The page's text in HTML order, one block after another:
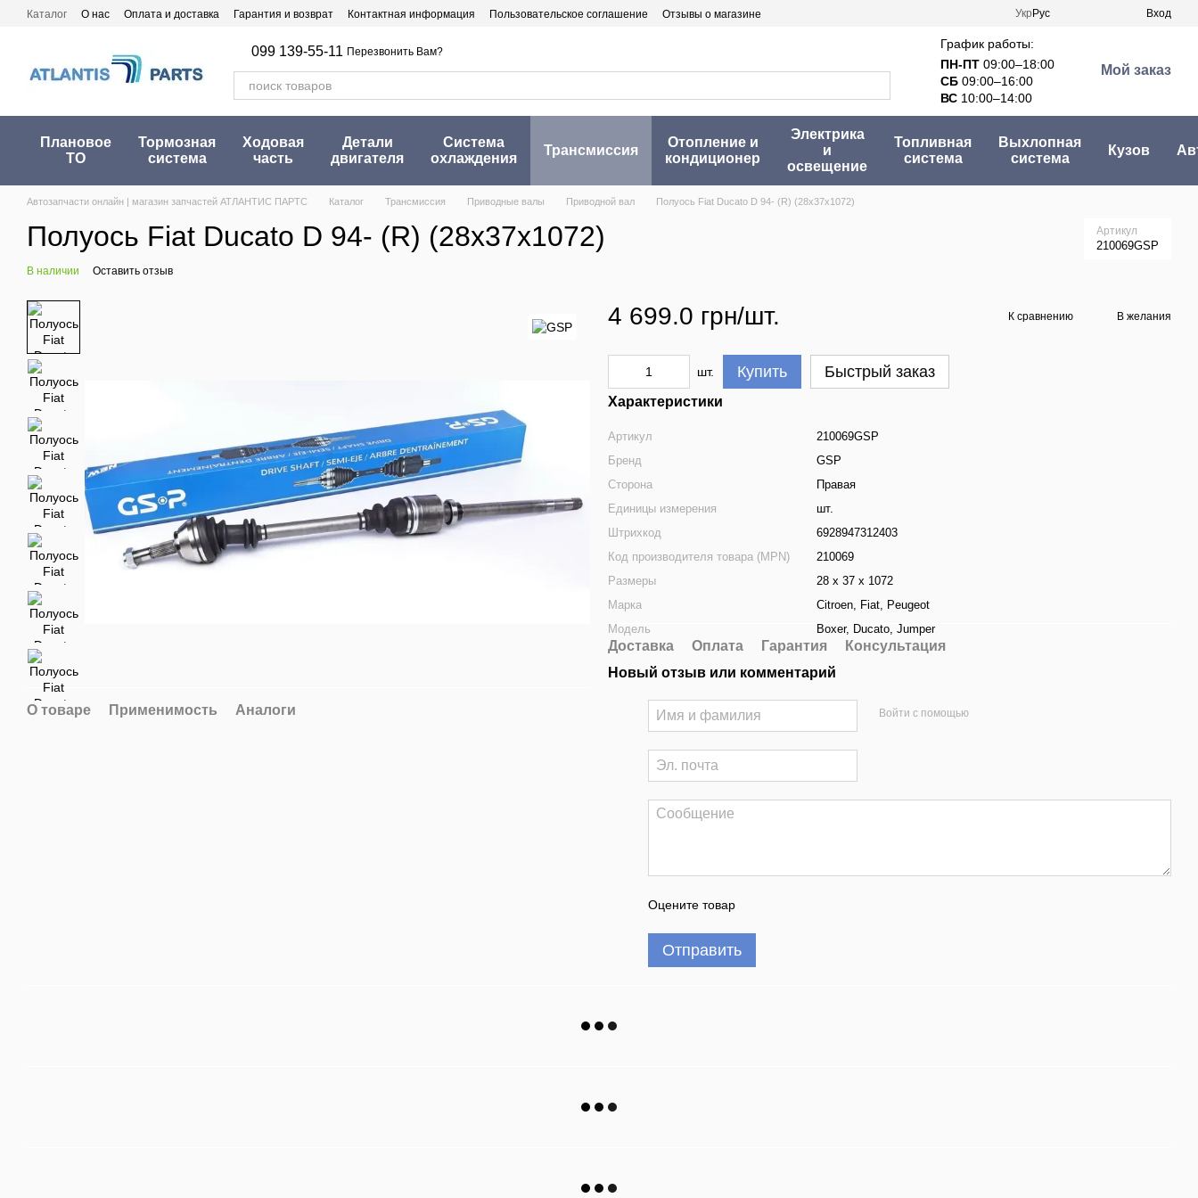
Перейти к основному контенту
Каталог О нас Оплата и доставка Гарантия и возврат Контактная информация Пользовательское соглашение Отзывы о магазине Укр Рус Вход
099 139-55-11 Перезвонить Вам?
График работы:
ПН-ПТ 09:00–18:00
СБ 09:00–16:00
ВС 10:00–14:00
Мой заказ
Плановое
ТО
Тормозная
система
Ходовая
часть
Детали
двигателя
Система
охлаждения
Трансмиссия
Отопление и
кондиционер
Электрика
и
освещение
Топливная
система
Выхлопная
система
Кузов
Автозапчасти онлайн | магазин запчастей АТЛАНТИС ПАРТС Каталог Трансмиссия Приводные валы Приводной вал Полуось Fiat Ducato D 94- (R) (28x37x1072)
Полуось Fiat Ducato D 94- (R) (28x37x1072) Артикул
210069GSP
В наличии Оставить отзыв
О товаре Применимость Аналоги
4 699.0 грн/шт. К сравнению В желания
шт. Купить Быстрый заказ
Характеристики
Артикул
210069GSP
Бренд
GSP
Сторона
Правая
Единицы измерения
шт.
Штрихкод
6928947312403
Код производителя товара (MPN)
210069
Размеры
28 x 37 x 1072
Марка
Citroen, Fiat, Peugeot
Модель
Boxer, Ducato, Jumper
Доставка Оплата Гарантия
Консультация
Новый отзыв или комментарий
Войти с помощью
Оцените товар
Отправить